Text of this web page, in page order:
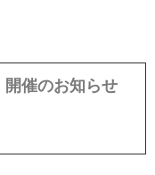
催のお知らせ